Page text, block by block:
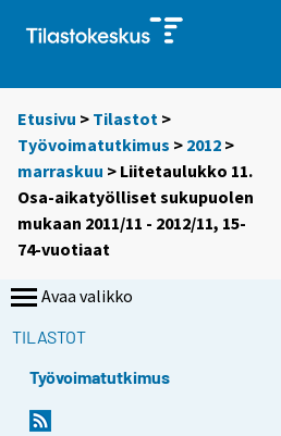
Etusivu > Tilastot >
Työvoimatutkimus > 2012 >
marraskuu > Liitetaulukko 11.
Osa-aikatyölliset sukupuolen
mukaan 2011/11 - 2012/11, 15-
74-vuotiaat
Avaa valikko
TILASTOT
Työvoimatutkimus